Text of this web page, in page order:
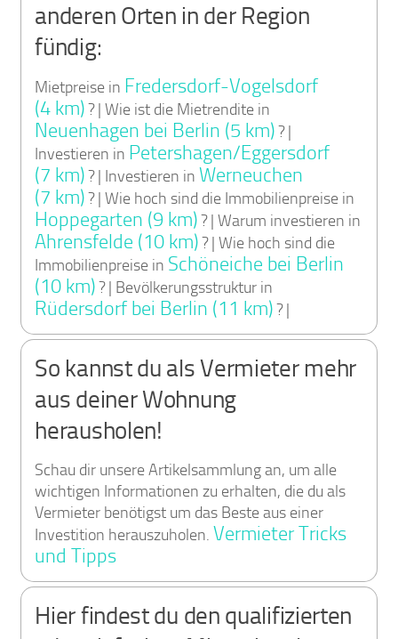
anderen Orten in der Region
fündig:
Mietpreise in Fredersdorf-Vogelsdorf
(4 km)? | Wie ist die Mietrendite in
Neuenhagen bei Berlin (5 km)? |
Investieren in Petershagen/Eggersdorf
(7 km)? | Investieren in Werneuchen
(7 km)? | Wie hoch sind die Immobilienpreise in
Hoppegarten (9 km)? | Warum investieren in
Ahrensfelde (10 km)? | Wie hoch sind die
Immobilienpreise in Schöneiche bei Berlin
(10 km)? | Bevölkerungsstruktur in
Rüdersdorf bei Berlin (11 km)? |
So kannst du als Vermieter mehr
aus deiner Wohnung
herausholen!
Schau dir unsere Artikelsammlung an, um alle
wichtigen Informationen zu erhalten, die du als
Vermieter benötigst um das Beste aus einer
Investition herauszuholen. Vermieter Tricks
und Tipps
Hier findest du den qualifizierten